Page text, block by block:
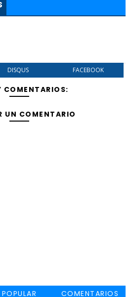
DISQUS FACEBOOK
COMENTARIOS:
UN COMENTARIO
POPULAR COMENTARIOS